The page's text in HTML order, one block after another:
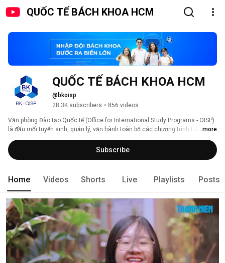
QUỐC TẾ BÁCH KHOA HCM
QUỐC TẾ BÁCH KHOA HCM
@bkoisp
28.3K subscribers • 856 videos
Văn phòng Đào tạo Quốc tế (Office for International Study Programs - OISP)
là đầu mối tuyển sinh, quản lý, vận hành toàn bộ các chương trình Liên kết
Quốc tế 2+2, Tiên tiến 4+0, Chất lượng cao 4+0, sau đại học của Đại học
Bách khoa - Đại học Quốc gia TP.HCM.
...more
Subscribe
Home Videos Shorts Live Playlists Posts